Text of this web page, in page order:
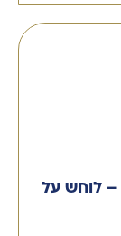
לוחש על